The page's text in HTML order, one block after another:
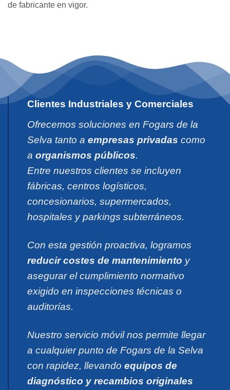
de fabricante en vigor.
Clientes Industriales y Comerciales
Ofrecemos soluciones en Fogars de la
Selva tanto a empresas privadas como
a organismos públicos.
Entre nuestros clientes se incluyen
fábricas, centros logísticos,
concesionarios, supermercados,
hospitales y parkings subterráneos.
Con esta gestión proactiva, logramos
reducir costes de mantenimiento y
asegurar el cumplimiento normativo
exigido en inspecciones técnicas o
auditorías.
Nuestro servicio móvil nos permite llegar
a cualquier punto de Fogars de la Selva
con rapidez, llevando equipos de
diagnóstico y recambios originales